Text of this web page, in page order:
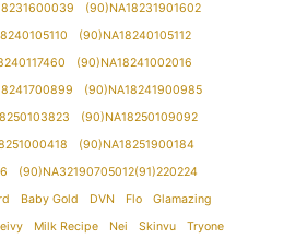
(90)NA18231901602
(90)NA18240105112
(90)NA18241002016
(90)NA18241900985
(90)NA18250109092
(90)NA18251900184
(90)NA32190705012(91)220224
Baby Gold DVN Flo
Glamazing
Milk Recipe Nei Skinvu Tryone